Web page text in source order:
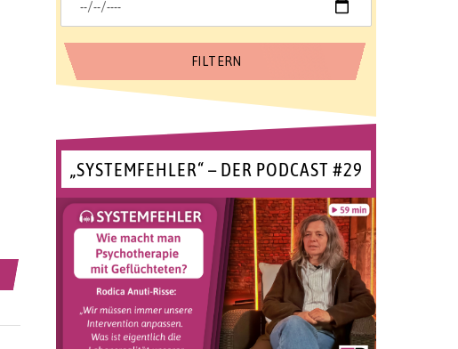
„SYSTEMFEHLER“ – DER PODCAST #29